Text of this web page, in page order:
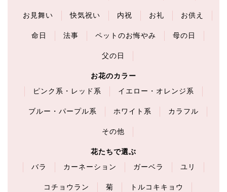
お見舞い 快気祝い 内祝 お礼 お供え
命日 法事 ペットのお悔やみ 母の日
父の日
お花のカラー
ピンク系・レッド系
イエロー・オレンジ系
ブルー・パープル系 ホワイト系 カラフル
その他
花たちで選ぶ
バラ
カーネーション ガーベラ ユリ
コチョウラン 菊 トルコキキョウ